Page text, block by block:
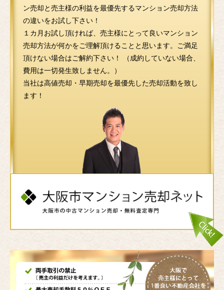
ン売却と売主様の利益を最優先するマンション売却方法
の違いをお試し下さい！
１カ月お試し頂ければ、売主様にとって良いマンション
売却方法が何かをご理解頂けることと思います。ご満足
頂けない場合はご解約下さい！ （成約していない場合、
費用は一切発生致しません。）
当社は高値売却・早期売却を最優先した売却活動を致し
ます！